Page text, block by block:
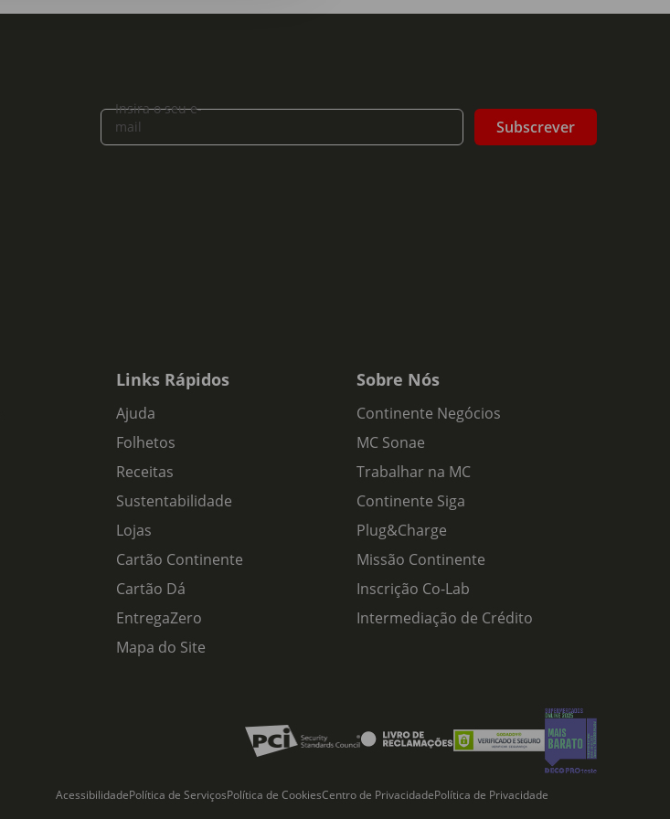
Insira o seu e-
mail
Subscrever
Links Rápidos
Ajuda
Folhetos
Receitas
Sustentabilidade
Lojas
Cartão Continente
Cartão Dá
EntregaZero
Mapa do Site
Sobre Nós
Continente Negócios
MC Sonae
Trabalhar na MC
Continente Siga
Plug&Charge
Missão Continente
Inscrição Co-Lab
Intermediação de Crédito
AcessibilidadePolítica de ServiçosPolítica de CookiesCentro de PrivacidadePolítica de Privacidade